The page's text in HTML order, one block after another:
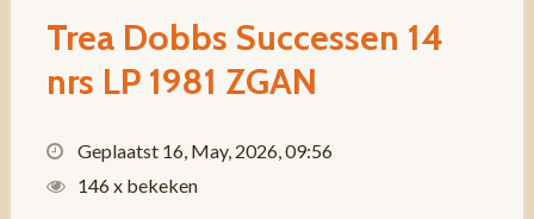
Trea Dobbs Successen 14
nrs LP 1981 ZGAN
Geplaatst 16, May, 2026, 09:56
146 x bekeken